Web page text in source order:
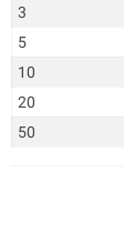
3
5
10
20
50